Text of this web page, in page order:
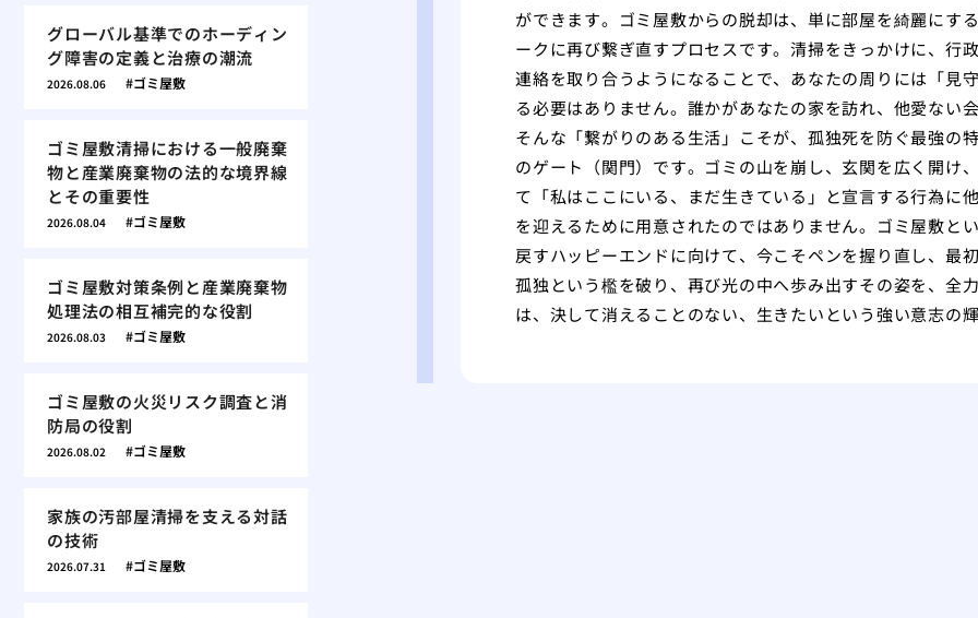
ができます。ゴミ屋敷からの脱却は、単に部屋を綺麗にす
ークに再び繋ぎ直すプロセスです。清掃をきっかけに、行
連絡を取り合うようになることで、あなたの周りには「見
る必要はありません。誰かがあなたの家を訪れ、他愛ない
そんな「繋がりのある生活」こそが、孤独死を防ぐ最強の
のゲート（関門）です。ゴミの山を崩し、玄関を広く開け
て「私はここにいる、まだ生きている」と宣言する行為に
を迎えるために用意されたのではありません。ゴミ屋敷と
戻すハッピーエンドに向けて、今こそペンを握り直し、最
孤独という檻を破り、再び光の中へ歩み出すその姿を、全
は、決して消えることのない、生きたいという強い意志の輝
グローバル基準でのホーディン
グ障害の定義と治療の潮流
2026.08.06 ゴミ屋敷
ゴミ屋敷清掃における一般廃棄
物と産業廃棄物の法的な境界線
とその重要性
2026.08.04 ゴミ屋敷
ゴミ屋敷対策条例と産業廃棄物
処理法の相互補完的な役割
2026.08.03 ゴミ屋敷
ゴミ屋敷の火災リスク調査と消
防局の役割
2026.08.02 ゴミ屋敷
家族の汚部屋清掃を支える対話
の技術
2026.07.31 ゴミ屋敷